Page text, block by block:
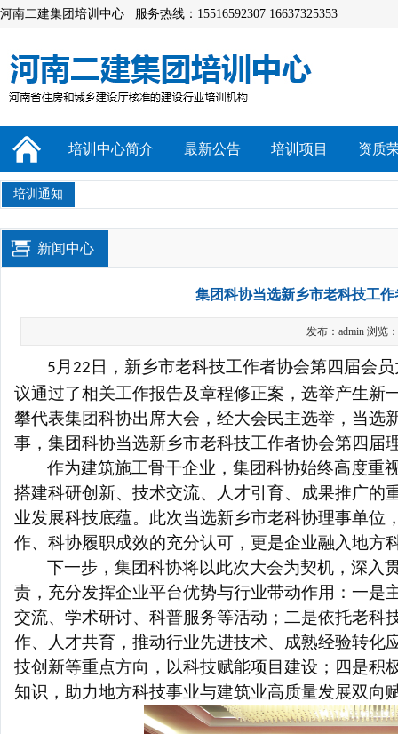
河南二建集团培训中心 服务热线：15516592307 16637325353
培训中心简介 最新公告 培训项目 资质
培训通知
新闻中心
集团科协当选新乡市老科技工
发布：admin 浏览
5 月 22 日，新乡市老科技工作者协会第四届会
议通过了相关工作报告及章程修正案，选举产生新
攀代表集团科协出席大会，经大会民主选举，当选
事， 集团科协当选新乡市老科技工作者协会第四届
作为建筑施工骨干企业， 集团科协始终高度重
搭建科研创新、技术交流、人才引育、成果推广的
业发展科技底蕴。此次当选新乡市老科协理事单位
作、科协履职成效的充分认可，更是企业融入地方
下一步， 集团科协将以此次大会为契机，深入
责，充分发挥企业平台优势与行业带动作用：一是
交流、学术研讨、科普服务等活动；二是依托老科
作、人才共育，推动行业先进技术、成熟经验转化
技创新等重点方向，以科技赋能项目建设；四是积
知识，助力地方科技事业与建筑业高质量发展双向